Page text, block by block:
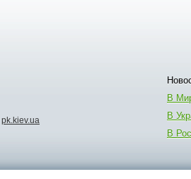
pk.kiev.ua
В
В
В